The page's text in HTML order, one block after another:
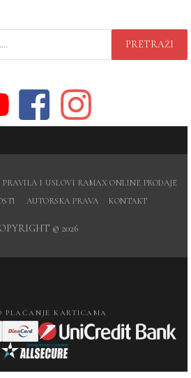
PRETRAŽI
PRAVILA I USLOVI RAMAX ONLINE PRODAJE
AUTORSKA PRAVA KONTAKT
© 2026
PLAĆANJE KARTICAMA